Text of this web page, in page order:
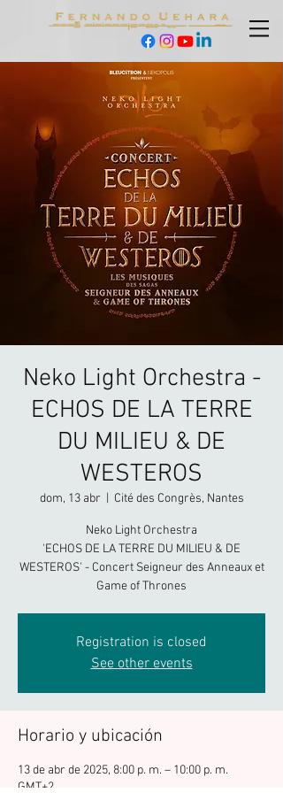
Neko Light Orchestra -
ECHOS DE LA TERRE
DU MILIEU & DE
WESTEROS
dom, 13 abr Cité des Congrès, Nantes
Neko Light Orchestra
'ECHOS DE LA TERRE DU MILIEU & DE
WESTEROS' - Concert Seigneur des Anneaux et
Game of Thrones
Registration is closed
See other events
Horario y ubicación
13 de abr de 2025, 8:00 p. m. – 10:00 p. m.
GMT+2